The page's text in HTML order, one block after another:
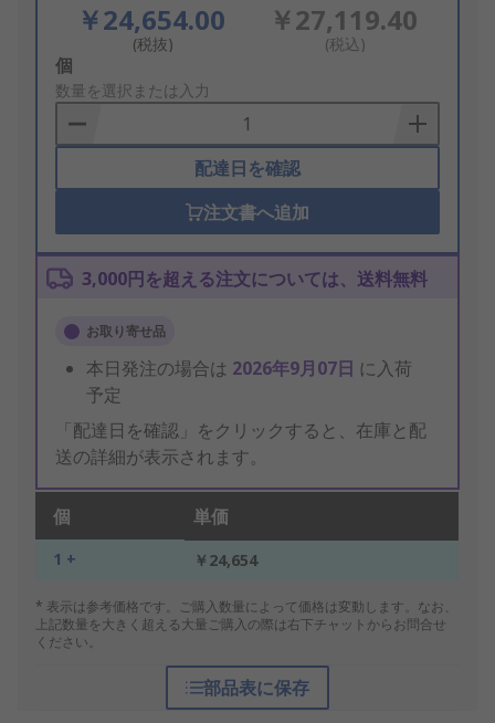
￥24,654.00
(税抜)
￥27,119.40
(税込)
Add
to
Basket
個
数量を選択または入力
配達日を確認
注文書へ追加
3,000円を超える注文については、送料無料
お取り寄せ品
本日発注の場合は 2026年9月07日 に入荷
予定
「配達日を確認」をクリックすると、在庫と配
送の詳細が表示されます。
個 単価
1 + ￥24,654
* 表示は参考価格です。ご購入数量によって価格は変動します。なお、
上記数量を大きく超える大量ご購入の際は右下チャットからお問合せ
ください。
部品表に保存